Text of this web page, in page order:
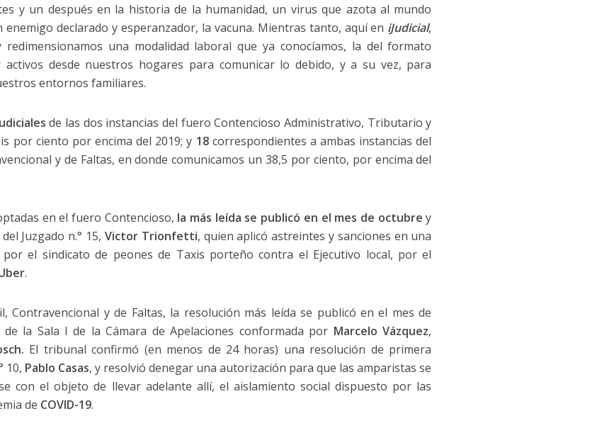
y un después en la historia de la humanidad, un virus que azota al mundo
declarado y esperanzador, la vacuna. Mientras tanto, aquí en iJudicial,
una modalidad laboral que ya conocíamos, la del formato
desde nuestros hogares para comunicar lo debido, y a su vez, para
entornos familiares.
de las dos instancias del fuero Contencioso Administrativo, Tributario y
por ciento por encima del 2019; y 18correspondientes a ambas instancias del
y de Faltas, en donde comunicamos un 38,5 por ciento, por encima del
en el fuero Contencioso, la más leída se publicó en el mes de octubre y
Juzgado n.° 15, Victor Trionfetti, quien aplicó astreintes y sanciones en una
por el sindicato de peones de Taxis porteño contra el Ejecutivo local, por el
.
Contravencional y de Faltas, la resolución más leída se publicó en el mes de
la Sala I de la Cámara de Apelaciones conformada por Marcelo Vázquez,
El tribunal confirmó (en menos de 24 horas) una resolución de primera
10, Pablo Casas, y resolvió denegar una autorización para que las amparistas se
con el objeto de llevar adelante allí, el aislamiento social dispuesto por las
de COVID-19.